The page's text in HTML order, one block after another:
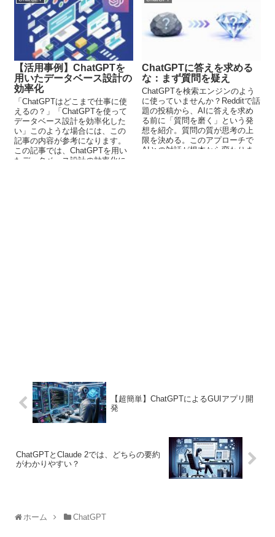
【活用事例】ChatGPTを
用いたデータベース設計の
効率化
「ChatGPTはどこまで仕事に使
えるの？」「ChatGPTを使って
データベース設計を効率化した
い」このような場合には、この
記事の内容が参考になります。
この記事では、ChatGPTを用い
たデータベース設計の効率化に
ChatGPTに答えを求める
な：まず質問を疑え
ChatGPTを検索エンジンのよう
に使っていませんか？Redditで話
題の投稿から、AIに答えを求め
る前に「質問を磨く」という発
想を紹介。質問の質が思考の上
限を決める。このアプローチで
AIとの対話が根本から変わりま
【超簡単】ChatGPTによるGUIアプリ開
発
ChatGPTとClaude 2では、どちらの要約
がわかりやすい？
ホーム ChatGPT